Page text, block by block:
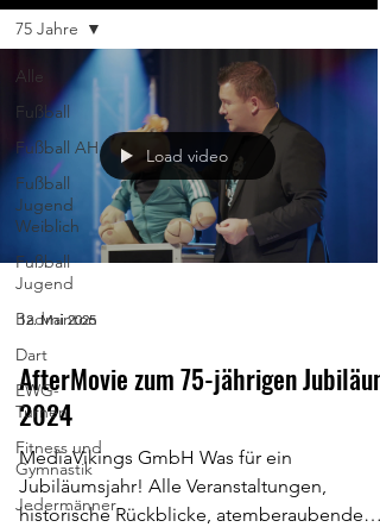
Alle
Fußball
Fußball AH
Fußball
Jugend
Weiblich
Fußball
Jugend
Badminton
Dart
EWG-
Turnen
Fitness und
Gymnastik
Jedermänner
75 Jahre
Load video
12. Mai 2025
AfterMovie zum 75-jährigen Jubiläum
2024
MediaVikings GmbH Was für ein
Jubiläumsjahr! Alle Veranstaltungen,
historische Rückblicke, atemberaubende